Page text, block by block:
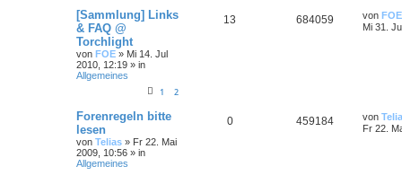
[Sammlung] Links
& FAQ @
Torchlight
von FOE » Mi 14. Jul
2010, 12:19 » in
Allgemeines
1 2
13 684059 von FOE
Mi 31.
Forenregeln bitte
lesen
von Telias » Fr 22. Mai
2009, 10:56 » in
Allgemeines
0 459184 von
Fr 22.